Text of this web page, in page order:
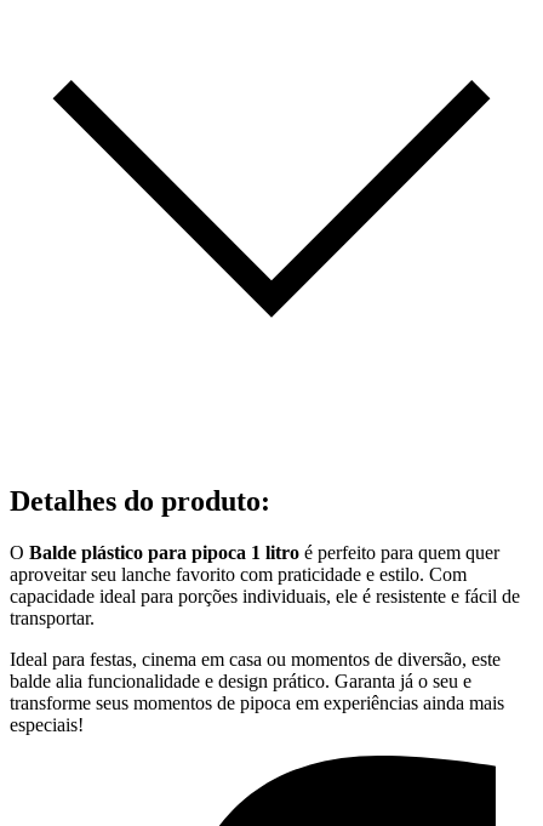
Detalhes do produto:
O Balde plástico para pipoca 1 litro é perfeito para quem quer
aproveitar seu lanche favorito com praticidade e estilo. Com
capacidade ideal para porções individuais, ele é resistente e fácil de
transportar.
Ideal para festas, cinema em casa ou momentos de diversão, este
balde alia funcionalidade e design prático. Garanta já o seu e
transforme seus momentos de pipoca em experiências ainda mais
especiais!